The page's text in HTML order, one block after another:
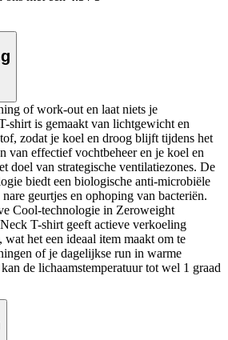
of work-out en laat niets je
shirt is gemaakt van lichtgewicht en
zodat je koel en droog blijft tijdens het
van effectief vochtbeheer en je koel en
doel van strategische ventilatiezones. De
biedt een biologische anti-microbiële
geurtjes en ophoping van bacteriën.
Cool-technologie in Zeroweight
T-shirt geeft actieve verkoeling
wat het een ideaal item maakt om te
of je dagelijkse run in warme
de lichaamstemperatuur tot wel 1 graad